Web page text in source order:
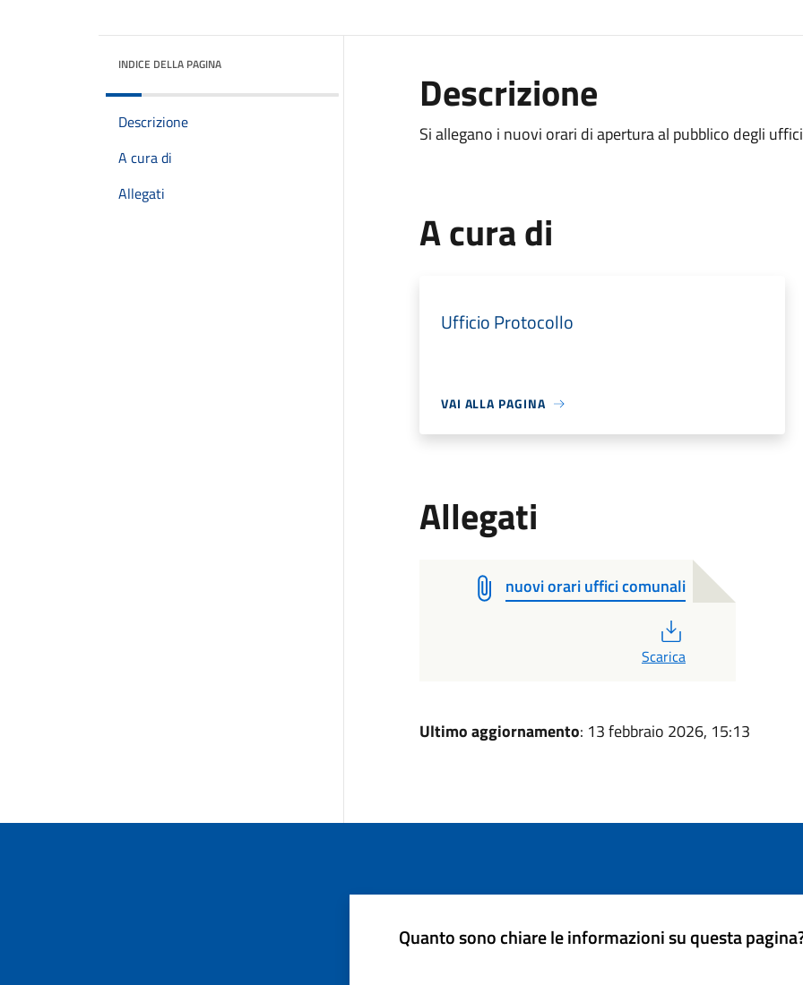
INDICE DELLA PAGINA
Descrizione
A cura di
Allegati
Descrizione
Si allegano i nuovi orari di apertura al pubblico degli
A cura di
Ufficio Protocollo
VAI ALLA PAGINA
Allegati
nuovi orari uffici comunali
Scarica
Ultimo aggiornamento: 13 febbraio 2026, 15:13
Quanto sono chiare le informazioni su questa